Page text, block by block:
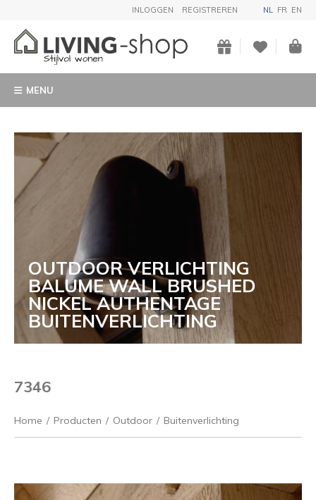
INLOGGEN REGISTREREN NL FR EN
MENU
OUTDOOR VERLICHTING
BALUME WALL BRUSHED
NICKEL AUTHENTAGE
BUITENVERLICHTING
7346
Home / Producten / Outdoor / Buitenverlichting